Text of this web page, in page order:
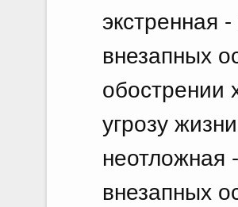
экстренная
внезапных
обострении
угрозу
внезапных